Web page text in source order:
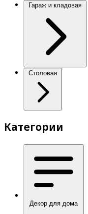
Гараж и кладовая
Столовая
Категории
Декор для дома